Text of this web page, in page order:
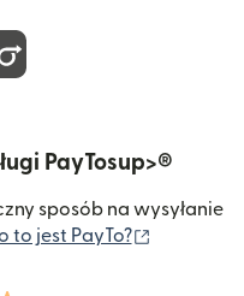
PayTosup>®
sposób na wysyłanie
to jest PayTo?